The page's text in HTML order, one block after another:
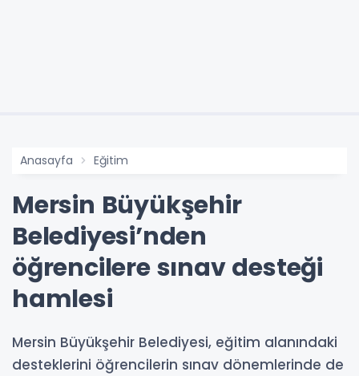
Anasayfa Eğitim
Mersin Büyükşehir
Belediyesi’nden
öğrencilere sınav desteği
hamlesi
Mersin Büyükşehir Belediyesi, eğitim alanındaki
desteklerini öğrencilerin sınav dönemlerinde de